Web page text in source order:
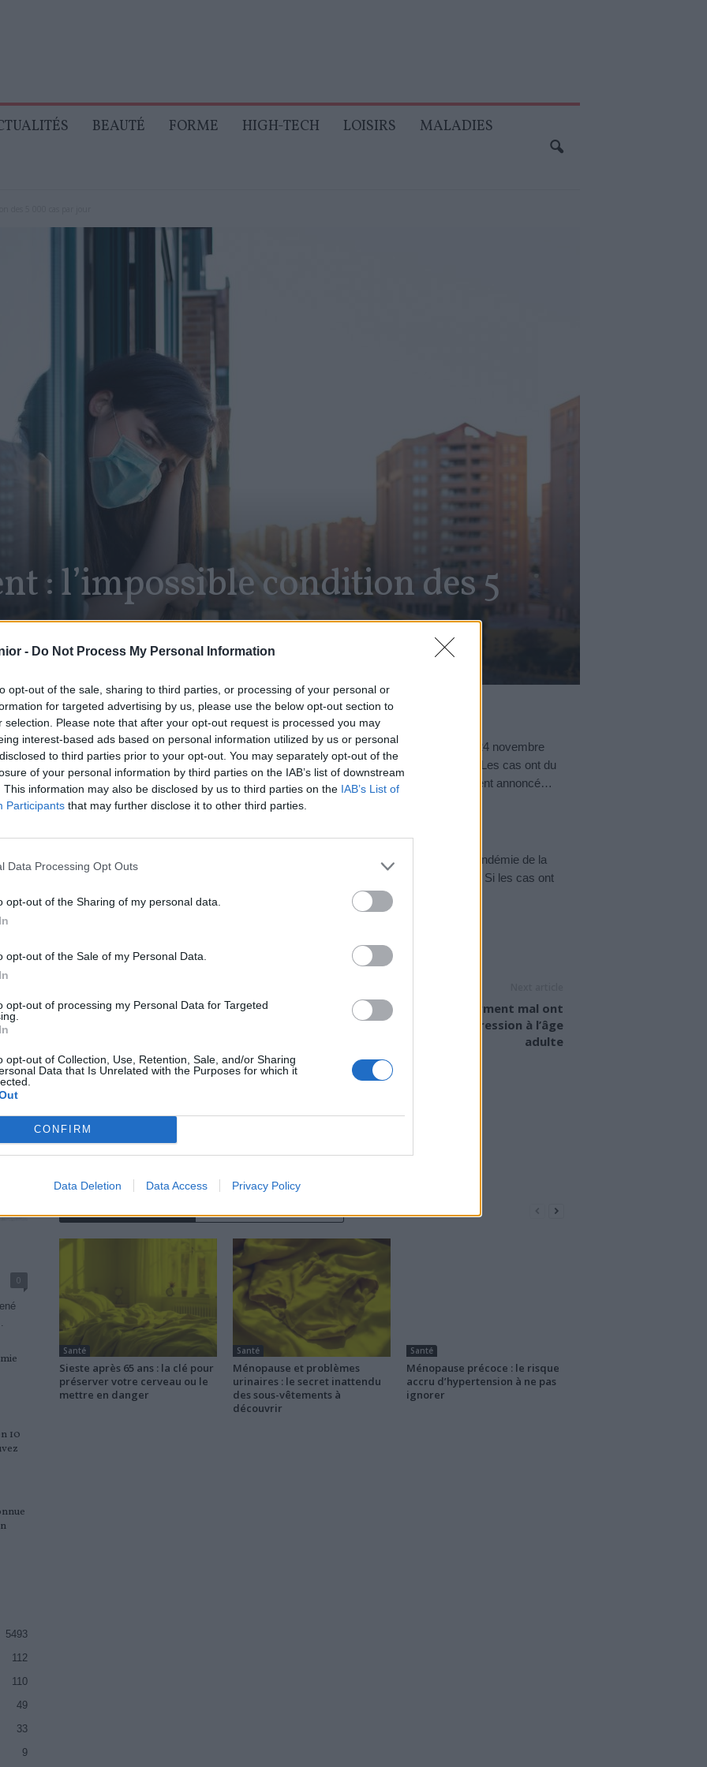
- Do Not Process My Personal Information
opt-out of the sale, sharing to third parties, or processing of your personal or
for targeted advertising by us, please use the below opt-out section to
selection. Please note that after your opt-out request is processed you may
interest-based ads based on personal information utilized by us or personal
to third parties prior to your opt-out. You may separately opt-out of the
of your personal information by third parties on the IAB’s list of downstream
This information may also be disclosed by us to third parties on the IAB’s List of
Participants that may further disclose it to other third parties.
Data Processing Opt Outs
opt-out of the Sharing of my personal data.
opt-out of the Sale of my Personal Data.
opt-out of processing my Personal Data for Targeted
opt-out of Collection, Use, Retention, Sale, and/or Sharing
Data that Is Unrelated with the Purposes for which it
CONFIRM
Data Deletion Data Access Privacy Policy
BEAUTÉ FORME HIGH-TECH LOISIRS MALADIES
: l’impossible condition des 5
SHARE Facebook Twitter
5 000 contaminations par jour. C’était la condition fixée par Emmanuel Macron le 24 novembre
dernier pour un déconfinement au 15 décembre. Une condition impossible à tenir. Les cas ont du
mal à baisser en deçà de 10 000 par jour. Ce qui remet en question le déconfinement annoncé…
Ce fut une utopie. Les 5 000 cas par jour ne seront pas atteints dans 5 jours. La pandémie de la
Covid-19 est toujours là avec plus de 13 700 cas recensés le 8 décembre dernier. Si les cas ont
fortement baissé les trois premières semaines de
Lire…
Vaccin Covid-19 : Qui consent pour les
Les adolescents qui dorment mal ont
un risque accru de dépression à l’âge
adulte
RELATED ARTICLES MORE FROM AUTHOR
Santé
Sieste après 65 ans : la clé pour
préserver votre cerveau ou le
mettre en danger
Santé
Ménopause et problèmes
urinaires : le secret inattendu
des sous-vêtements à
découvrir
Santé
Ménopause précoce : le risque
accru d’hypertension à ne pas
ignorer
la
0
10
5493
112
110
49
33
9